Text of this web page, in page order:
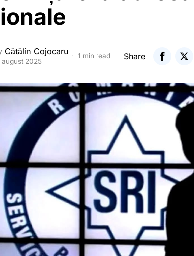
Cătălin Cojocaru
august 2025
1 min read Share